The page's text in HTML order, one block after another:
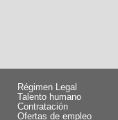
Régimen Legal
Talento humano
Contratación
Ofertas de empleo